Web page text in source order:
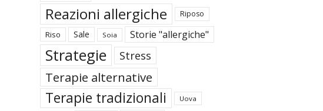
Reazioni allergiche Riposo
Riso Sale Soia Storie "allergiche"
Strategie Stress
Terapie alternative
Terapie tradizionali Uova